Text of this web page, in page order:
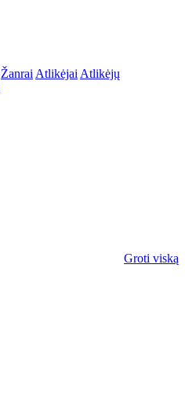
Žanrai Atlikėjai Atlikėjų
Groti viską